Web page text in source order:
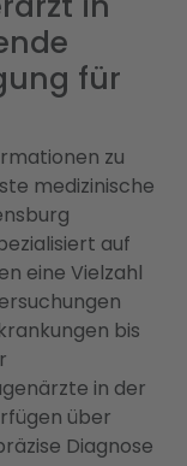
für
zu
medizinische
auf
eine Vielzahl
bis
in der
über
Diagnose